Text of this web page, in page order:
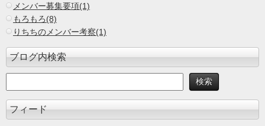
メンバー募集要項(1)
もろもろ(8)
りちちのメンバー考察(1)
ブログ内検索
フィード